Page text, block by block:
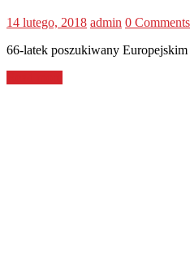
14 lutego, 2018 admin 0 Comments
66-latek poszukiwany